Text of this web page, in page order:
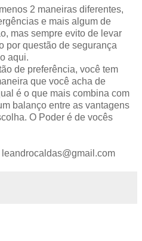
2 maneiras diferentes,
e mais algum de
mas sempre evito de levar
por questão de segurança
aqui.
de preferência, você tem
que você acha de
é o que mais combina com
balanço entre as vantagens
O Poder é de vocês